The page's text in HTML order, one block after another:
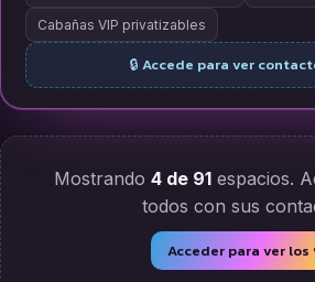
Cabañas VIP privatizables
🔒 Accede para ver
Mostrando 4 de 91 espacios.
todos con sus
Acceder para ver los